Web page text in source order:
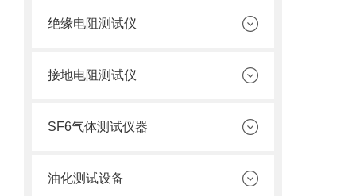
绝缘电阻测试仪
接地电阻测试仪
SF6气体测试仪器
油化测试设备